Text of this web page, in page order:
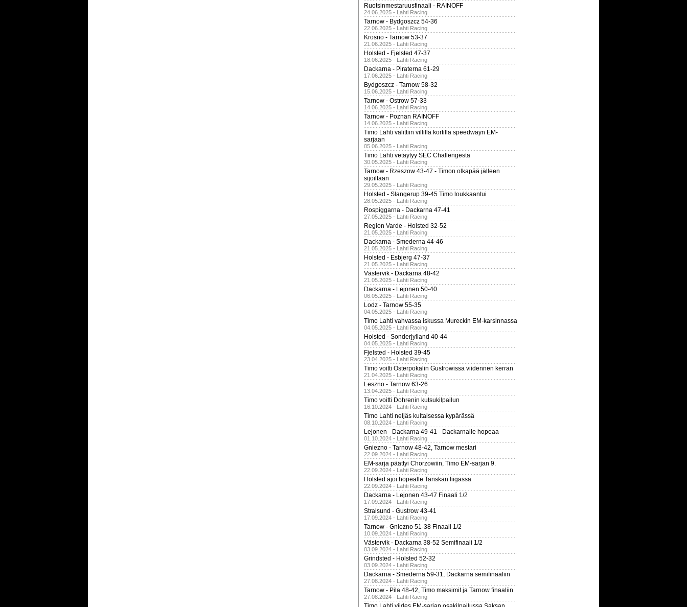
Ruotsinmestaruusfinaali - RAINOFF
24.06.2025 - Lahti Racing
Tarnow - Bydgoszcz 54-36
22.06.2025 - Lahti Racing
Krosno - Tarnow 53-37
21.06.2025 - Lahti Racing
Holsted - Fjelsted 47-37
18.06.2025 - Lahti Racing
Dackarna - Piraterna 61-29
17.06.2025 - Lahti Racing
Bydgoszcz - Tarnow 58-32
15.06.2025 - Lahti Racing
Tarnow - Ostrow 57-33
14.06.2025 - Lahti Racing
Tarnow - Poznan RAINOFF
14.06.2025 - Lahti Racing
Timo Lahti valittiin villillä kortilla speedwayn EM-
sarjaan
05.06.2025 - Lahti Racing
Timo Lahti vetäytyy SEC Challengesta
30.05.2025 - Lahti Racing
Tarnow - Rzeszow 43-47 - Timon olkapää jälleen
sijoiltaan
29.05.2025 - Lahti Racing
Holsted - Slangerup 39-45 Timo loukkaantui
28.05.2025 - Lahti Racing
Rospiggarna - Dackarna 47-41
27.05.2025 - Lahti Racing
Region Varde - Holsted 32-52
21.05.2025 - Lahti Racing
Dackarna - Smederna 44-46
21.05.2025 - Lahti Racing
Holsted - Esbjerg 47-37
21.05.2025 - Lahti Racing
Västervik - Dackarna 48-42
21.05.2025 - Lahti Racing
Dackarna - Lejonen 50-40
06.05.2025 - Lahti Racing
Lodz - Tarnow 55-35
04.05.2025 - Lahti Racing
Timo Lahti vahvassa iskussa Mureckin EM-karsinnassa
04.05.2025 - Lahti Racing
Holsted - Sonderjylland 40-44
04.05.2025 - Lahti Racing
Fjelsted - Holsted 39-45
23.04.2025 - Lahti Racing
Timo voitti Osterpokalin Gustrowissa viidennen kerran
21.04.2025 - Lahti Racing
Leszno - Tarnow 63-26
13.04.2025 - Lahti Racing
Timo voitti Dohrenin kutsukilpailun
16.10.2024 - Lahti Racing
Timo Lahti neljäs kultaisessa kypärässä
08.10.2024 - Lahti Racing
Lejonen - Dackarna 49-41 - Dackarnalle hopeaa
01.10.2024 - Lahti Racing
Gniezno - Tarnow 48-42, Tarnow mestari
22.09.2024 - Lahti Racing
EM-sarja päättyi Chorzowiin, Timo EM-sarjan 9.
22.09.2024 - Lahti Racing
Holsted ajoi hopealle Tanskan liigassa
22.09.2024 - Lahti Racing
Dackarna - Lejonen 43-47 Finaali 1/2
17.09.2024 - Lahti Racing
Stralsund - Gustrow 43-41
17.09.2024 - Lahti Racing
Tarnow - Gniezno 51-38 Finaali 1/2
10.09.2024 - Lahti Racing
Västervik - Dackarna 38-52 Semifinaali 1/2
03.09.2024 - Lahti Racing
Grindsted - Holsted 52-32
03.09.2024 - Lahti Racing
Dackarna - Smederna 59-31, Dackarna semifinaaliin
27.08.2024 - Lahti Racing
Tarnow - Pila 48-42, Timo maksimit ja Tarnow finaaliin
27.08.2024 - Lahti Racing